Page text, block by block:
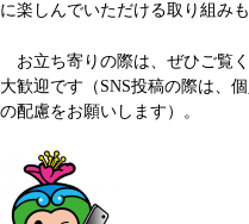
に楽しんでいただける取り組み
お立ち寄りの際は、ぜひご覧く
大歓迎です（SNS投稿の際は、
の配慮をお願いします）。